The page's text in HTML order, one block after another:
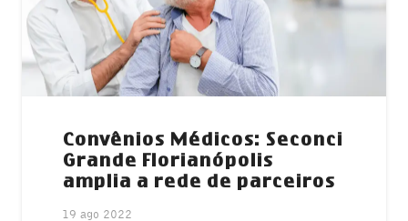
Convênios Médicos: Seconci
Grande Florianópolis
amplia a rede de parceiros
19 ago 2022